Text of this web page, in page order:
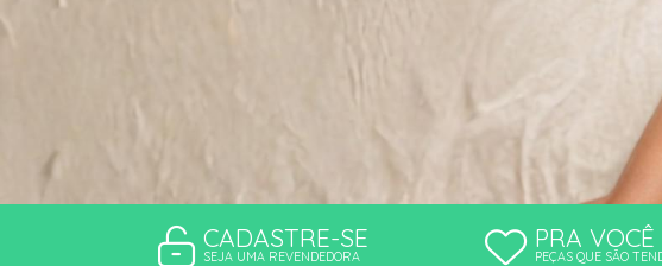
CADASTRE-SE
SEJA UMA REVENDEDORA
PRA VOCÊ
PEÇAS QUE SÃO